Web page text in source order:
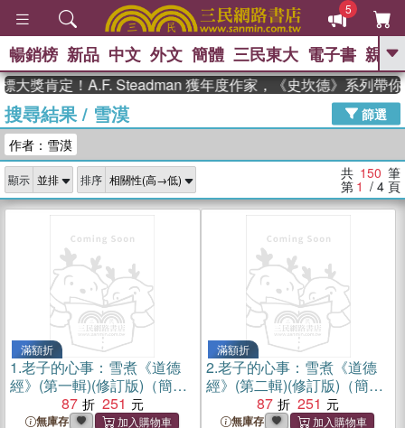
5
GO
The Odyssey 、
父親節 、 如果歷史是一群喵 、 暑期
念華 、 台灣的李登輝時代 、 數學女
孩：黎曼猜想
偉大的迷走神經
暢銷榜 新品 中文 外文 簡體 三民東大 電子書 親子
定！A.F. Steadman 獲年度作家，《史坎德》系列帶你踏上
搜尋結果/ 雪漠
篩選
作者：雪漠
顯示 排序 共 150 筆
第 1 / 4 頁
滿額折
1.老子的心事：雪煮《道德
經》(第一輯)(修訂版)（簡體
87 251
無庫存
滿額折
2.老子的心事：雪煮《道德
經》(第二輯)(修訂版)（簡體
87 251
無庫存